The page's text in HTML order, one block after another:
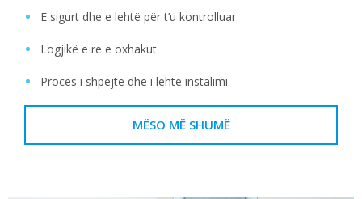
E sigurt dhe e lehtë për t’u kontrolluar
Logjikë e re e oxhakut
Proces i shpejtë dhe i lehtë instalimi
MËSO MË SHUMË